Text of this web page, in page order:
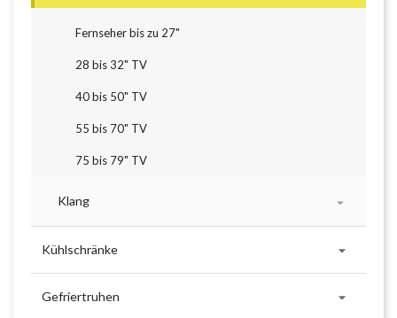
Fernseher bis zu 27"
28 bis 32" TV
40 bis 50" TV
55 bis 70" TV
75 bis 79" TV
Klang 
Kühlschränke 
Gefriertruhen 